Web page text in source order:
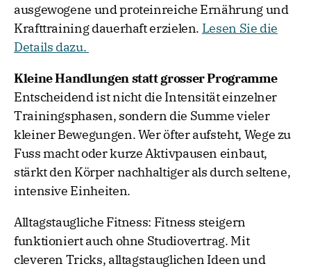
ausgewogene und proteinreiche Ernährung und
Krafttraining dauerhaft erzielen. Lesen Sie die
Details dazu.
Kleine Handlungen statt grosser Programme
Entscheidend ist nicht die Intensität einzelner
Trainingsphasen, sondern die Summe vieler
kleiner Bewegungen. Wer öfter aufsteht, Wege zu
Fuss macht oder kurze Aktivpausen einbaut,
stärkt den Körper nachhaltiger als durch seltene,
intensive Einheiten.
Alltagstaugliche Fitness: Fitness steigern
funktioniert auch ohne Studiovertrag. Mit
cleveren Tricks, alltagstauglichen Ideen und